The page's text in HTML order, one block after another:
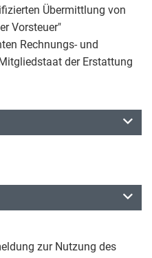
Übermittlung von
Vorsteuer"
Rechnungs- und
der Erstattung
zur Nutzung des